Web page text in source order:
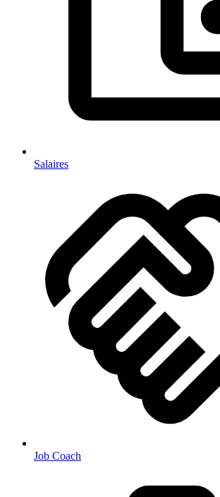
Salaires
Job Coach